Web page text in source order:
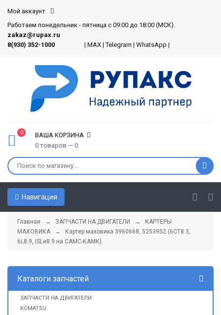
Мой аккаунт
Работаем понедельник - пятница с 09:00 до 18:00 (МСК).
zakaz@rupax.ru
8(930) 352-1000
| MAX |Telegram | WhatsApp |
0
ВАША КОРЗИНА
0 товаров — 0
Навигация
Главная → ЗАПЧАСТИ НА ДВИГАТЕЛИ →
КАРТЕРЫ
МАХОВИКА
→ Картер маховика 3960668, 5253952 (6CT8.3,
6L8.9, ISLe8.9 на CAMC-КАМК)
Каталоги запчастей
ЗАПЧАСТИ НА ДВИГАТЕЛИ
KOMATSU